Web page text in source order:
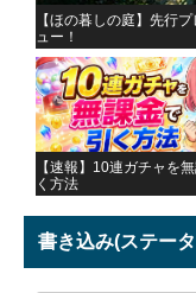
【ほの暮しの庭】先行
ュー！
【速報】10連ガチャを
く方法
書き込み(ステー